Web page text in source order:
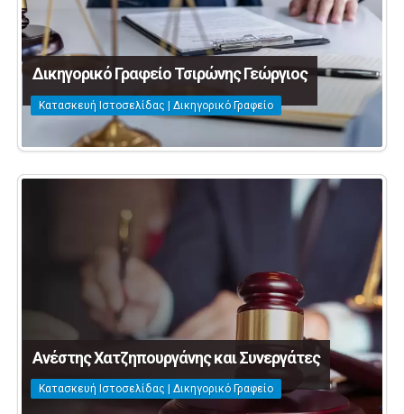
Δικηγορικό Γραφείο Τσιρώνης Γεώργιος
Κατασκευή Ιστοσελίδας | Δικηγορικό Γραφείο
Ανέστης Χατζηπουργάνης και Συνεργάτες
Κατασκευή Ιστοσελίδας | Δικηγορικό Γραφείο